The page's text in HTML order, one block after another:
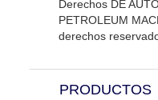
Derechos DE
PETROLEUM
derechos
PRODUCTOS